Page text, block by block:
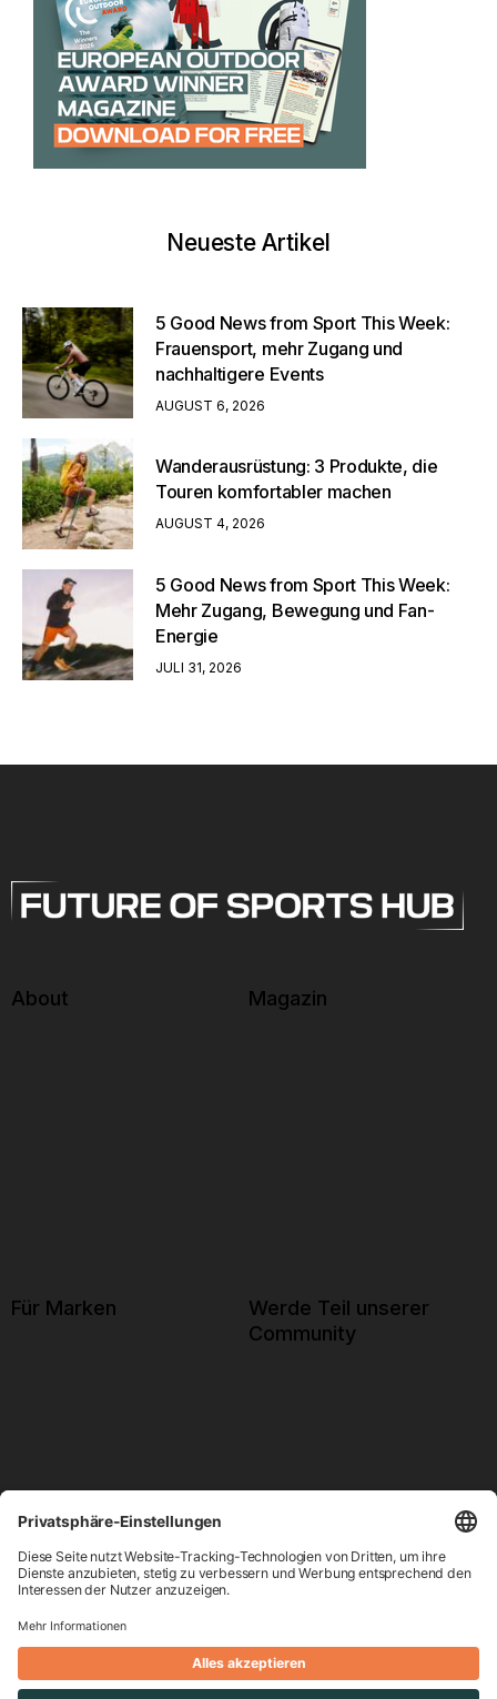
Neueste Artikel
5 Good News from Sport This Week:
Frauensport, mehr Zugang und
nachhaltigere Events
AUGUST 6, 2026
Wanderausrüstung: 3 Produkte, die
Touren komfortabler machen
AUGUST 4, 2026
5 Good News from Sport This Week:
Mehr Zugang, Bewegung und Fan-
Energie
JULI 31, 2026
About Magazin
Für Marken
Werde Teil unserer
Community
Future of Sports Hub© - 2025. Alle Rechte vorbehalten.